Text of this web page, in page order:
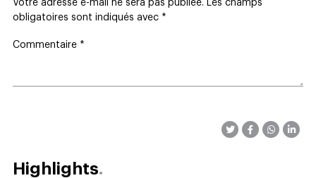
Votre adresse e-mail ne sera pas publiée.
Les champs
obligatoires sont indiqués avec *
Commentaire *
Highlights